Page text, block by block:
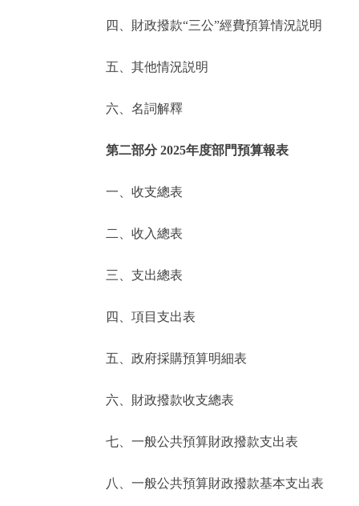
便民服務
仲介服務
政民互動
12345網上接訴即辦
參與調查
走進北京
北京概況
綠色北京
ENGLISH
四、財政撥款“三公”經費預算情況説明
五、其他情況説明
六、名詞解釋
第二部分 2025年度部門預算報表
一、收支總表
二、收入總表
三、支出總表
四、項目支出表
五、政府採購預算明細表
六、財政撥款收支總表
七、一般公共預算財政撥款支出表
八、一般公共預算財政撥款基本支出表